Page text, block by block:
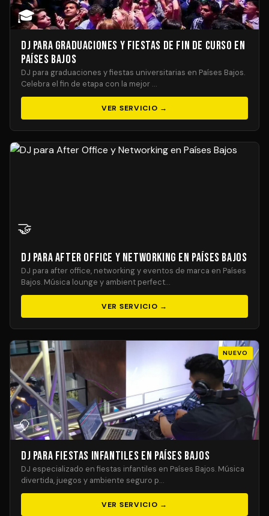
🎓
DJ para Graduaciones y Fiestas de Fin de Curso en
Países Bajos
DJ para graduaciones y fiestas universitarias en Países Bajos.
Celebra el fin de etapa con la mejor …
VER SERVICIO →
🤝
DJ para After Office y Networking en Países Bajos
DJ para after office, networking y eventos de marca en Países
Bajos. Música lounge y ambient perfect…
VER SERVICIO →
NUEVO
🎈
DJ para Fiestas Infantiles en Países Bajos
DJ especializado en fiestas infantiles en Países Bajos. Música
divertida, juegos y ambiente seguro p…
VER SERVICIO →